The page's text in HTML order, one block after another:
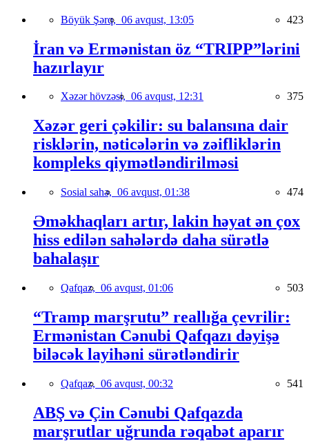
Böyük Şərq, 06 avqust, 13:05 423
İran və Ermənistan öz “TRIPP”lərini
hazırlayır
Xəzər hövzəsi, 06 avqust, 12:31 375
Xəzər geri çəkilir: su balansına dair
risklərin, nəticələrin və zəifliklərin
kompleks qiymətləndirilməsi
Sosial sahə, 06 avqust, 01:38 474
Əməkhaqları artır, lakin həyat ən çox
hiss edilən sahələrdə daha sürətlə
bahalaşır
Qafqaz, 06 avqust, 01:06 503
“Tramp marşrutu” reallığa çevrilir:
Ermənistan Cənubi Qafqazı dəyişə
biləcək layihəni sürətləndirir
Qafqaz, 06 avqust, 00:32 541
ABŞ və Çin Cənubi Qafqazda
marşrutlar uğrunda rəqabət aparır